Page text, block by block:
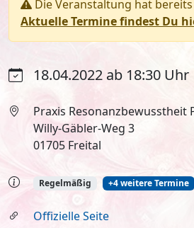
Die Veranstaltung hat
Aktuelle Termine findest Du
18.04.2022 ab 18:30 Uhr
Praxis Resonanzbewusstheit
Willy-Gäbler-Weg 3
01705 Freital
Regelmäßig +4 weitere Termine
Offizielle Seite